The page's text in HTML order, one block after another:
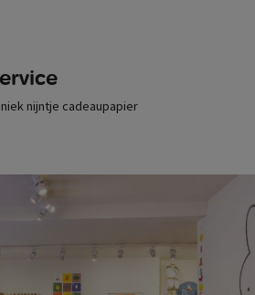
nijntje cadeaupapier